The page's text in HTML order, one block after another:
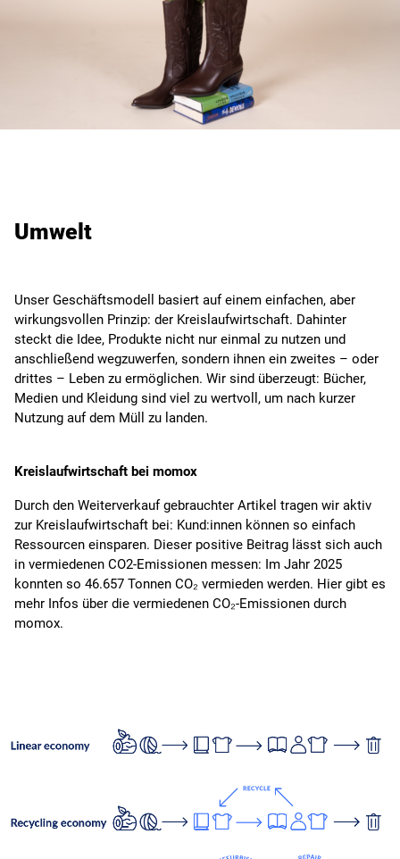
Umwelt
Unser Geschäftsmodell basiert auf einem einfachen, aber
wirkungsvollen Prinzip: der Kreislaufwirtschaft. Dahinter
steckt die Idee, Produkte nicht nur einmal zu nutzen und
anschließend wegzuwerfen, sondern ihnen ein zweites – oder
drittes – Leben zu ermöglichen. Wir sind überzeugt: Bücher,
Medien und Kleidung sind viel zu wertvoll, um nach kurzer
Nutzung auf dem Müll zu landen.
Kreislaufwirtschaft bei momox
Durch den Weiterverkauf gebrauchter Artikel tragen wir aktiv
zur Kreislaufwirtschaft bei: Kund:innen können so einfach
Ressourcen einsparen. Dieser positive Beitrag lässt sich auch
in vermiedenen CO2-Emissionen messen: Im Jahr 2025
konnten so 46.657 Tonnen CO₂ vermieden werden. Hier gibt es
mehr Infos über die vermiedenen CO₂-Emissionen durch
momox.